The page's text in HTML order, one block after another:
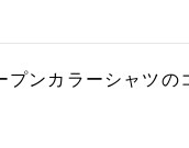
プンカラーシャツの